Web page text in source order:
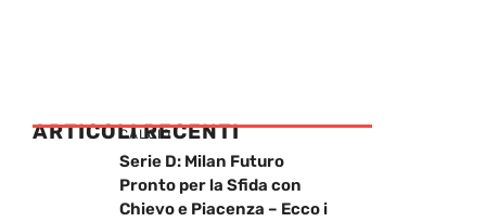
ARTICOLI RECENTI
CALCIO
Serie D: Milan Futuro
Pronto per la Sfida con
Chievo e Piacenza – Ecco i